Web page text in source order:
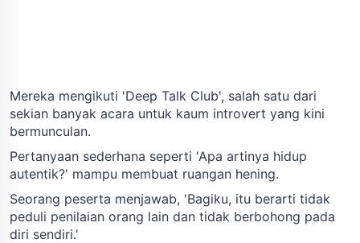
Mereka mengikuti 'Deep Talk Club', salah satu dari
sekian banyak acara untuk kaum introvert yang kini
bermunculan.
Pertanyaan sederhana seperti 'Apa artinya hidup
autentik?' mampu membuat ruangan hening.
Seorang peserta menjawab, 'Bagiku, itu berarti tidak
peduli penilaian orang lain dan tidak berbohong pada
diri sendiri.'